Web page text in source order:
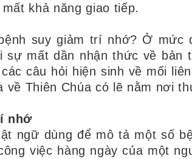
khả năng giao tiếp.
suy giảm trí nhớ? Ở mức
sự mất dần nhận thức về bản
câu hỏi hiện sinh về mối
về Thiên Chúa có lẽ nằm nơi
nhớ
ngữ dùng để mô tả một số
việc hàng ngày của một